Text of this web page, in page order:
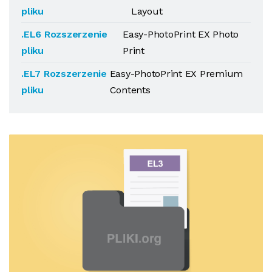
pliku
Layout
.EL6 Rozszerzenie
pliku
Easy-PhotoPrint EX Photo
Print
.EL7 Rozszerzenie
pliku
Easy-PhotoPrint EX Premium
Contents